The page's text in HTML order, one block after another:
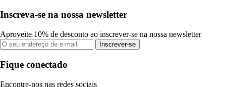
Inscreva-se na nossa newsletter
Aproveite 10% de desconto ao inscrever-se na nossa newsletter
Inscrever-se
Fique conectado
Encontre-nos nas redes sociais